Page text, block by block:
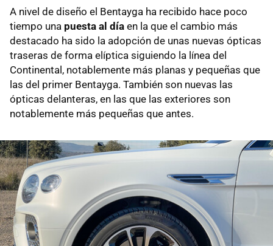
A nivel de diseño el Bentayga ha recibido hace poco
tiempo una puesta al día en la que el cambio más
destacado ha sido la adopción de unas nuevas ópticas
traseras de forma elíptica siguiendo la línea del
Continental, notablemente más planas y pequeñas que
las del primer Bentayga. También son nuevas las
ópticas delanteras, en las que las exteriores son
notablemente más pequeñas que antes.